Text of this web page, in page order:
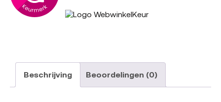
Beschrijving Beoordelingen (0)